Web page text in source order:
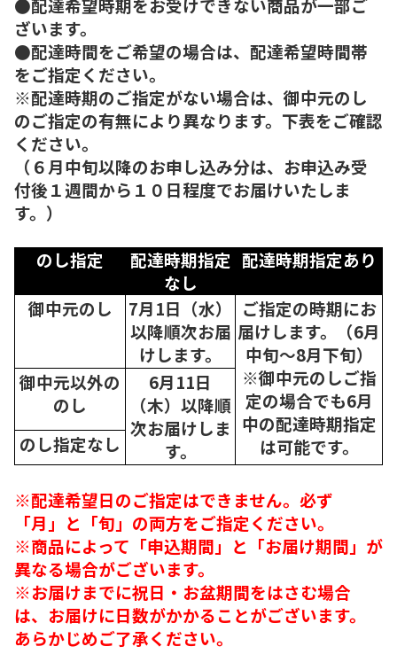
●配達希望時期をお受けできない商品が一部ご
ざいます。
●配達時間をご希望の場合は、配達希望時間帯
をご指定ください。
※配達時期のご指定がない場合は、御中元のし
のご指定の有無により異なります。下表をご確認
ください。
（６月中旬以降のお申し込み分は、お申込み受
付後１週間から１０日程度でお届けいたしま
す。）
のし指定
配達時期指定
なし
配達時期指定あり
御中元のし
7月1日（水）
以降順次お届
けします。
ご指定の時期にお
届けします。（6月
中旬～8月下旬）
※御中元のしご指
定の場合でも6月
中の配達時期指定
は可能です。
御中元以外の
のし
6月11日
（木）以降順
次お届けしま
す。
のし指定なし
※配達希望日のご指定はできません。必ず
「月」と「旬」の両方をご指定ください。
※商品によって「申込期間」と「お届け期間」が
異なる場合がございます。
※お届けまでに祝日・お盆期間をはさむ場合
は、お届けに日数がかかることがございます。
あらかじめご了承ください。